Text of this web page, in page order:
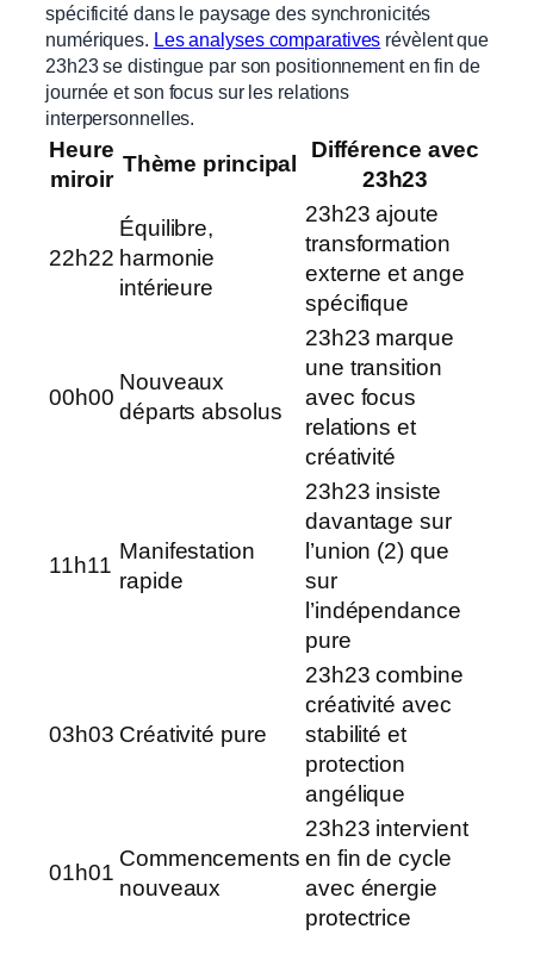
spécificité dans le paysage des synchronicités
numériques. Les analyses comparatives révèlent que
23h23 se distingue par son positionnement en fin de
journée et son focus sur les relations
interpersonnelles.
Heure
miroir
Thème principal
Différence avec
23h23
22h22
Équilibre,
harmonie
intérieure
23h23 ajoute
transformation
externe et ange
spécifique
00h00
Nouveaux
départs absolus
23h23 marque
une transition
avec focus
relations et
créativité
11h11
Manifestation
rapide
23h23 insiste
davantage sur
l’union (2) que
sur
l’indépendance
pure
03h03 Créativité pure
23h23 combine
créativité avec
stabilité et
protection
angélique
01h01
Commencements
nouveaux
23h23 intervient
en fin de cycle
avec énergie
protectrice